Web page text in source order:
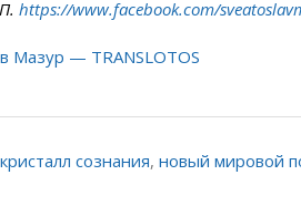
https://www.facebook.com/
Мазур — TRANSLOTOS
кристалл сознания, новый мировой